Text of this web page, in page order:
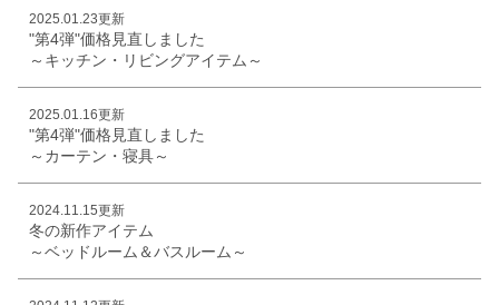
2025.01.23更新
"第4弾"価格見直しました
～キッチン・リビングアイテム～
2025.01.16更新
"第4弾"価格見直しました
～カーテン・寝具～
2024.11.15更新
冬の新作アイテム
～ベッドルーム＆バスルーム～